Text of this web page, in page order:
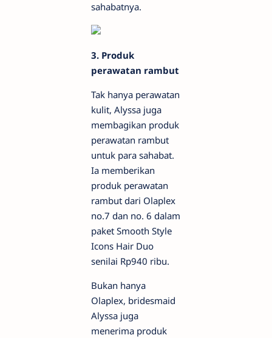
sahabatnya.
3. Produk
perawatan rambut
Tak hanya perawatan
kulit, Alyssa juga
membagikan produk
perawatan rambut
untuk para sahabat.
Ia memberikan
produk perawatan
rambut dari Olaplex
no.7 dan no. 6 dalam
paket Smooth Style
Icons Hair Duo
senilai Rp940 ribu.
Bukan hanya
Olaplex, bridesmaid
Alyssa juga
menerima produk